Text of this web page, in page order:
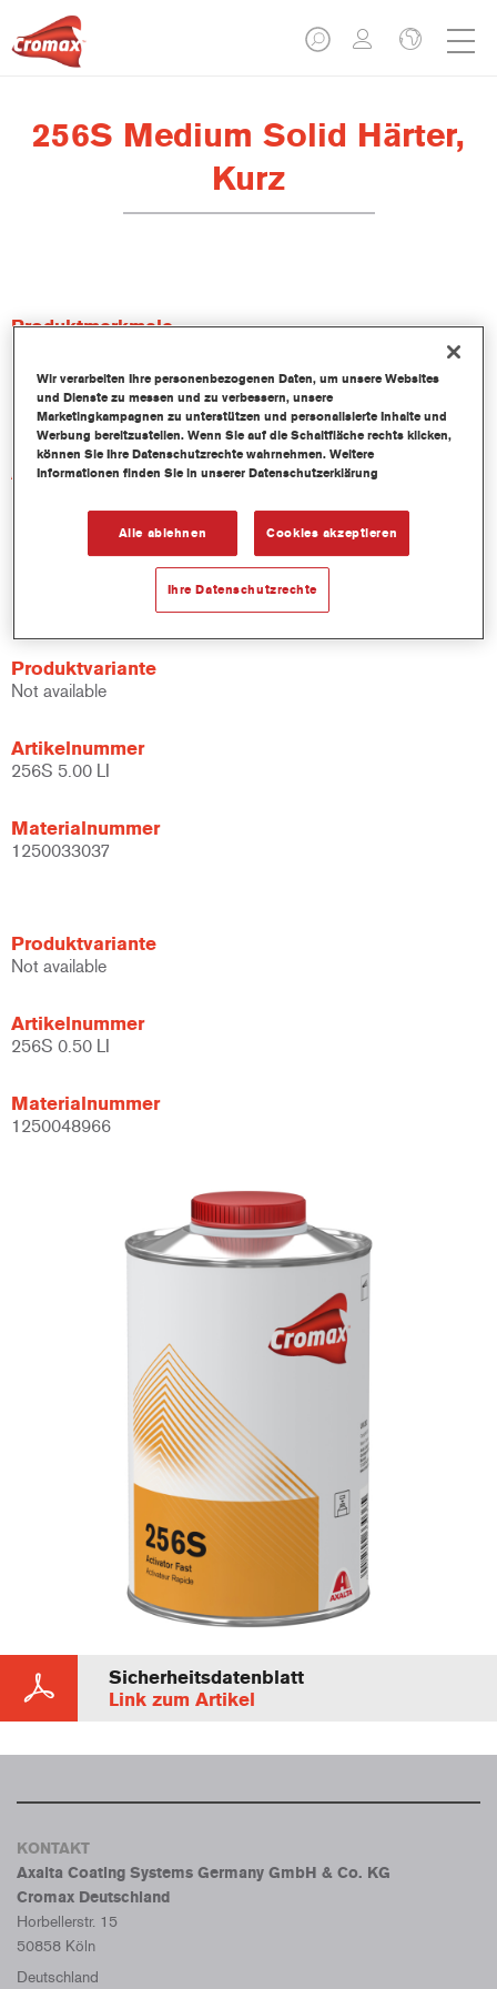
256S Medium Solid Härter,
Kurz
Produktmerkmale
Produktvariante
Not available
Artikelnummer
Materialnummer
Produktvariante
Not available
Artikelnummer
256S 5.00 LI
Materialnummer
1250033037
Produktvariante
Not available
Artikelnummer
256S 0.50 LI
Materialnummer
1250048966
Sicherheitsdatenblatt
Link zum Artikel
KONTAKT
Axalta Coating Systems Germany GmbH & Co. KG
Cromax Deutschland
Horbellerstr. 15
50858 Köln
Deutschland
Wir verarbeiten Ihre personenbezogenen Daten, um unsere Websites
und Dienste zu messen und zu verbessern, unsere
Marketingkampagnen zu unterstützen und personalisierte Inhalte und
Werbung bereitzustellen. Wenn Sie auf die Schaltfläche rechts klicken,
können Sie Ihre Datenschutzrechte wahrnehmen. Weitere
Informationen finden Sie in unserer Datenschutzerklärung
Alle ablehnen Cookies akzeptieren
Ihre Datenschutzrechte